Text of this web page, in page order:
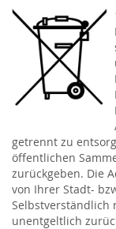
getrennt zu
öffentlichen
zurückgeben. Die
von Ihrer Stadt-
Selbstverständlich
unentgeltlich